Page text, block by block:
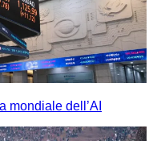
mondiale dell’AI